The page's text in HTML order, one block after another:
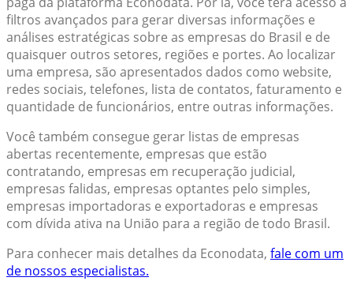
filtros avançados para gerar diversas informações e
análises estratégicas sobre as empresas do Brasil e de
quaisquer outros setores, regiões e portes. Ao localizar
uma empresa, são apresentados dados como website,
redes sociais, telefones, lista de contatos, faturamento e
quantidade de funcionários, entre outras informações.
Você também consegue gerar listas de empresas
abertas recentemente, empresas que estão
contratando, empresas em recuperação judicial,
empresas falidas, empresas optantes pelo simples,
empresas importadoras e exportadoras e empresas
com dívida ativa na União para a região de todo Brasil.
Para conhecer mais detalhes da Econodata, fale com um
de nossos especialistas.